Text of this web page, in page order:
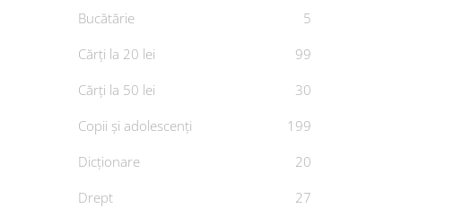
Bucătărie
5
Cărți la 20 lei
99
Cărți la 50 lei
30
Copii și adolescenți
199
Dicționare
20
Drept
27